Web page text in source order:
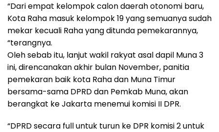
“Dari empat kelompok calon daerah otonomi baru,
Kota Raha masuk kelompok 19 yang semuanya sudah
mekar kecuali Raha yang ditunda pemekarannya,
“terangnya.
Oleh sebab itu, lanjut wakil rakyat asal dapil Muna 3
ini, direncanakan akhir bulan November, panitia
pemekaran baik kota Raha dan Muna Timur
bersama-sama DPRD dan Pemkab Muna, akan
berangkat ke Jakarta menemui komisi II DPR.
“DPRD secara full untuk turun ke DPR komisi 2 untuk